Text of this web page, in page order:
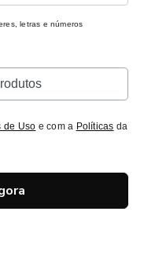
letras e números
de Uso e com a Políticas da